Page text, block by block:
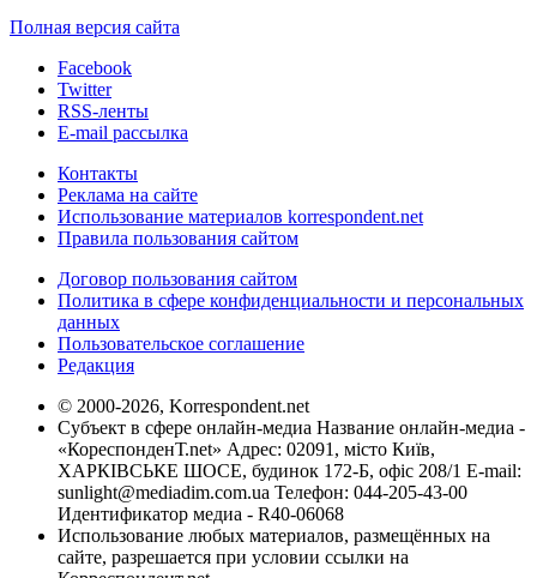
Полная версия сайта
Facebook
Twitter
RSS-ленты
E-mail рассылка
Контакты
Реклама на сайте
Использование материалов korrespondent.net
Правила пользования сайтом
Договор пользования сайтом
Политика в сфере конфиденциальности и персональных
данных
Пользовательское соглашение
Редакция
© 2000-2026, Korrespondent.net
Субъект в сфере онлайн-медиа Название онлайн-медиа -
«КореспонденТ.net» Адрес: 02091, місто Київ,
ХАРКІВСЬКЕ ШОСЕ, будинок 172-Б, офіс 208/1 E-mail:
sunlight@mediadim.com.ua Телефон: 044-205-43-00
Идентификатор медиа - R40-06068
Использование любых материалов, размещённых на
сайте, разрешается при условии ссылки на